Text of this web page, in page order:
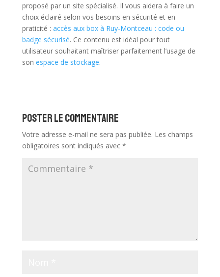
proposé par un site spécialisé. Il vous aidera à faire un
choix éclairé selon vos besoins en sécurité et en
praticité : accès aux box à Ruy-Montceau : code ou
badge sécurisé. Ce contenu est idéal pour tout
utilisateur souhaitant maîtriser parfaitement l’usage de
son espace de stockage.
Poster le commentaire
Votre adresse e-mail ne sera pas publiée. Les champs
obligatoires sont indiqués avec *